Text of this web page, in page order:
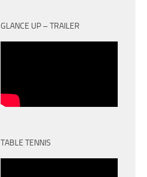
GLANCE UP – TRAILER
TABLE TENNIS